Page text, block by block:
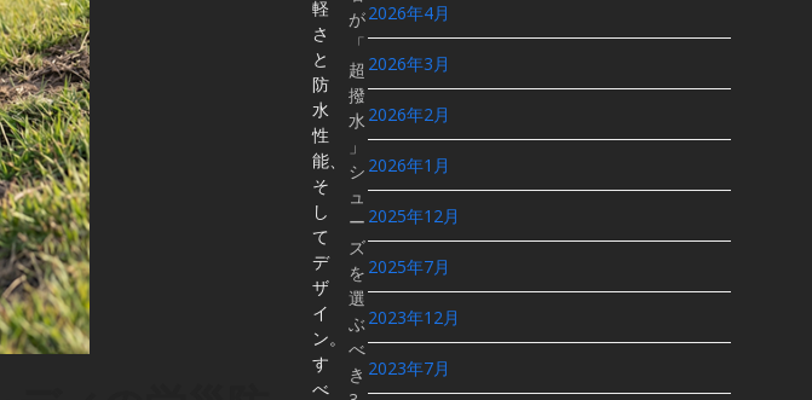
2026年4月
2026年3月
2026年2月
2026年1月
2025年12月
2025年7月
2023年12月
2023年7月
軽
さ
と
防
水
性
能、
そ
し
て
デ
ザ
イ
ン。
す
べ
が
「
超
撥
水
」
シ
ュ
ー
ズ
を
選
ぶ
べ
き